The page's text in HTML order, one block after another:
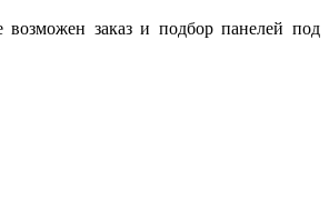
заказ и подбор панелей под